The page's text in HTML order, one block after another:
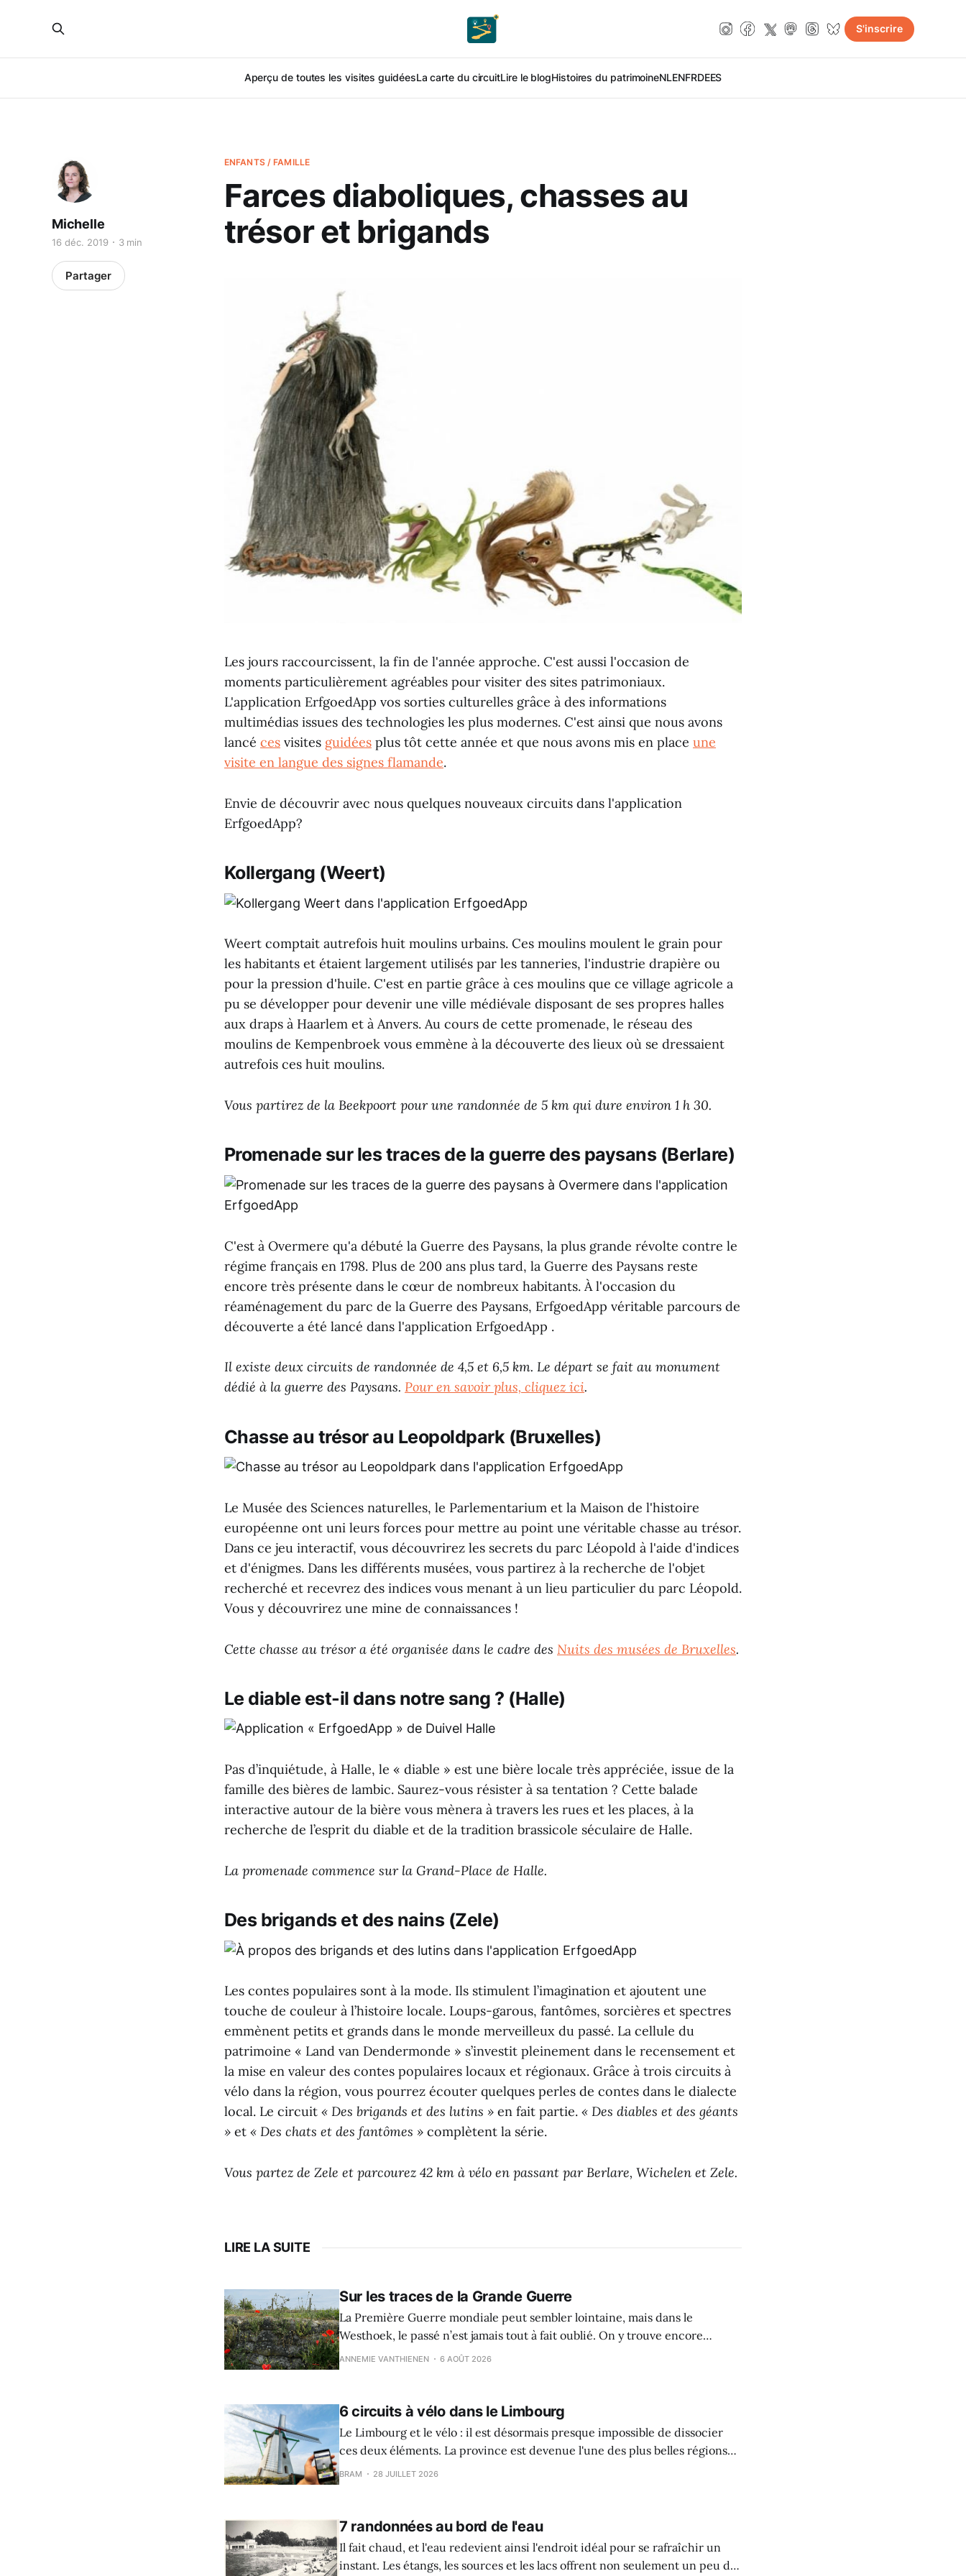
Aperçu de toutes les visites guidéesLa carte du circuitLire le blogHistoires du patrimoineNLENFRDEES
S'inscrire
ENFANTS / FAMILLE
Farces diaboliques, chasses au
trésor et brigands
Michelle
16 déc. 2019 3 min
Partager
Les jours raccourcissent, la fin de l'année approche. C'est aussi l'occasion de
moments particulièrement agréables pour visiter des sites patrimoniaux.
L'application ErfgoedApp vos sorties culturelles grâce à des informations
multimédias issues des technologies les plus modernes. C'est ainsi que nous avons
lancé ces visites guidées plus tôt cette année et que nous avons mis en place une
visite en langue des signes flamande.
Envie de découvrir avec nous quelques nouveaux circuits dans l'application
ErfgoedApp?
Kollergang (Weert)
Weert comptait autrefois huit moulins urbains. Ces moulins moulent le grain pour
les habitants et étaient largement utilisés par les tanneries, l'industrie drapière ou
pour la pression d'huile. C'est en partie grâce à ces moulins que ce village agricole a
pu se développer pour devenir une ville médiévale disposant de ses propres halles
aux draps à Haarlem et à Anvers. Au cours de cette promenade, le réseau des
moulins de Kempenbroek vous emmène à la découverte des lieux où se dressaient
autrefois ces huit moulins.
Vous partirez de la Beekpoort pour une randonnée de 5 km qui dure environ 1 h 30.
Promenade sur les traces de la guerre des paysans (Berlare)
C'est à Overmere qu'a débuté la Guerre des Paysans, la plus grande révolte contre le
régime français en 1798. Plus de 200 ans plus tard, la Guerre des Paysans reste
encore très présente dans le cœur de nombreux habitants. À l'occasion du
réaménagement du parc de la Guerre des Paysans, ErfgoedApp véritable parcours de
découverte a été lancé dans l'application ErfgoedApp .
Il existe deux circuits de randonnée de 4,5 et 6,5 km. Le départ se fait au monument
dédié à la guerre des Paysans. Pour en savoir plus, cliquez ici.
Chasse au trésor au Leopoldpark (Bruxelles)
Le Musée des Sciences naturelles, le Parlementarium et la Maison de l'histoire
européenne ont uni leurs forces pour mettre au point une véritable chasse au trésor.
Dans ce jeu interactif, vous découvrirez les secrets du parc Léopold à l'aide d'indices
et d'énigmes. Dans les différents musées, vous partirez à la recherche de l'objet
recherché et recevrez des indices vous menant à un lieu particulier du parc Léopold.
Vous y découvrirez une mine de connaissances !
Cette chasse au trésor a été organisée dans le cadre des Nuits des musées de Bruxelles.
Le diable est-il dans notre sang ? (Halle)
Pas d’inquiétude, à Halle, le « diable » est une bière locale très appréciée, issue de la
famille des bières de lambic. Saurez-vous résister à sa tentation ? Cette balade
interactive autour de la bière vous mènera à travers les rues et les places, à la
recherche de l’esprit du diable et de la tradition brassicole séculaire de Halle.
La promenade commence sur la Grand-Place de Halle.
Des brigands et des nains (Zele)
Les contes populaires sont à la mode. Ils stimulent l’imagination et ajoutent une
touche de couleur à l’histoire locale. Loups-garous, fantômes, sorcières et spectres
emmènent petits et grands dans le monde merveilleux du passé. La cellule du
patrimoine « Land van Dendermonde » s’investit pleinement dans le recensement et
la mise en valeur des contes populaires locaux et régionaux. Grâce à trois circuits à
vélo dans la région, vous pourrez écouter quelques perles de contes dans le dialecte
local. Le circuit « Des brigands et des lutins » en fait partie. « Des diables et des géants
» et « Des chats et des fantômes » complètent la série.
Vous partez de Zele et parcourez 42 km à vélo en passant par Berlare, Wichelen et Zele.
LIRE LA SUITE
Sur les traces de la Grande Guerre
La Première Guerre mondiale peut sembler lointaine, mais dans le
Westhoek, le passé n’est jamais tout à fait oublié. On y trouve encore
aujourd’hui des tranchées, des bunkers et des cimetières. Mais les traces
ANNEMIE VANTHIENEN 6 AOÛT 2026
6 circuits à vélo dans le Limbourg
Le Limbourg et le vélo : il est désormais presque impossible de dissocier
ces deux éléments. La province est devenue l'une des plus belles régions
cyclables d'Europe, avec des centaines de kilomètres de pistes cyclables
BRAM 28 JUILLET 2026
7 randonnées au bord de l'eau
Il fait chaud, et l'eau redevient ainsi l'endroit idéal pour se rafraîchir un
instant. Les étangs, les sources et les lacs offrent non seulement un peu de